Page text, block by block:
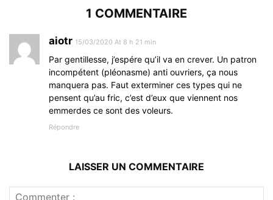
1 COMMENTAIRE
aiotr 15/03/2020 At 8 h 21 min
Par gentillesse, j’espére qu’il va en crever. Un patron
incompétent (pléonasme) anti ouvriers, ça nous
manquera pas. Faut exterminer ces types qui ne
pensent qu’au fric, c’est d’eux que viennent nos
emmerdes ce sont des voleurs.
Répondre
LAISSER UN COMMENTAIRE